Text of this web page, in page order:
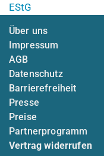
EStG
Über uns
Impressum
AGB
Datenschutz
Barrierefreiheit
Presse
Preise
Partnerprogramm
Vertrag widerrufen